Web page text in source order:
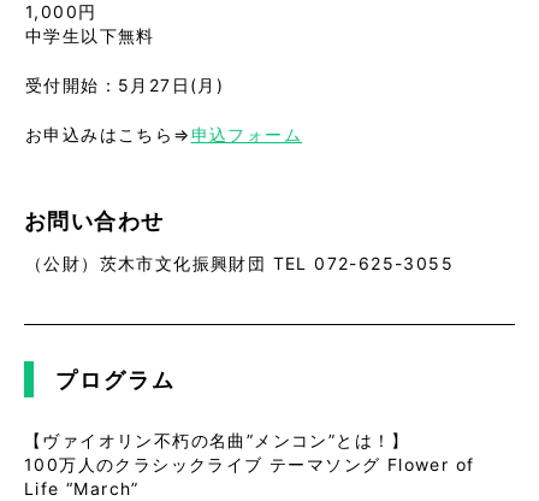
1,000円
中学生以下無料
受付開始：5月27日(月)
お申込みはこちら⇒申込フォーム
お問い合わせ
（公財）茨木市文化振興財団 TEL 072-625-3055
プログラム
【ヴァイオリン不朽の名曲”メンコン”とは！】
100万人のクラシックライブ テーマソング Flower of
Life “March”